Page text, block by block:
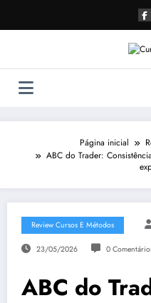
o
Página inicial
ABC do Trader:
Review Cursos E Métodos
23/05/2026 0
ABC do